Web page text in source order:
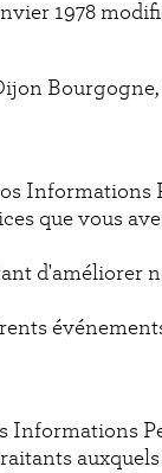
1978
Informations
que vous
d'améliorer